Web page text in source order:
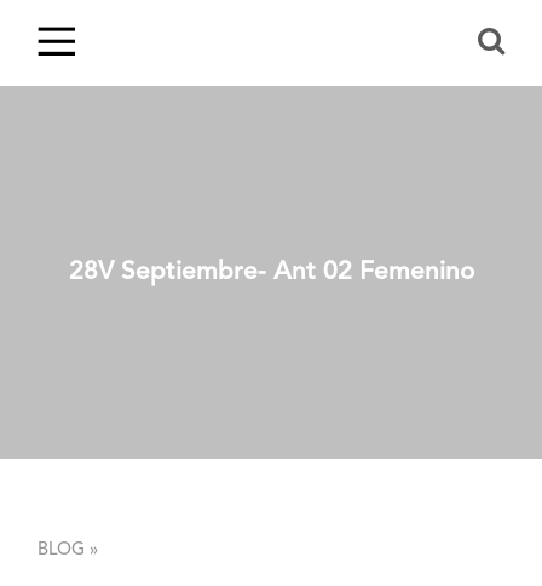
28V Septiembre- Ant 02 Femenino
BLOG »